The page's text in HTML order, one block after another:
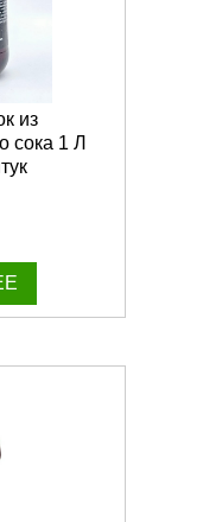
из
сока 1 Л